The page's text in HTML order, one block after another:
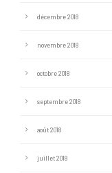
décembre 2018
novembre 2018
octobre 2018
septembre 2018
août 2018
juillet 2018